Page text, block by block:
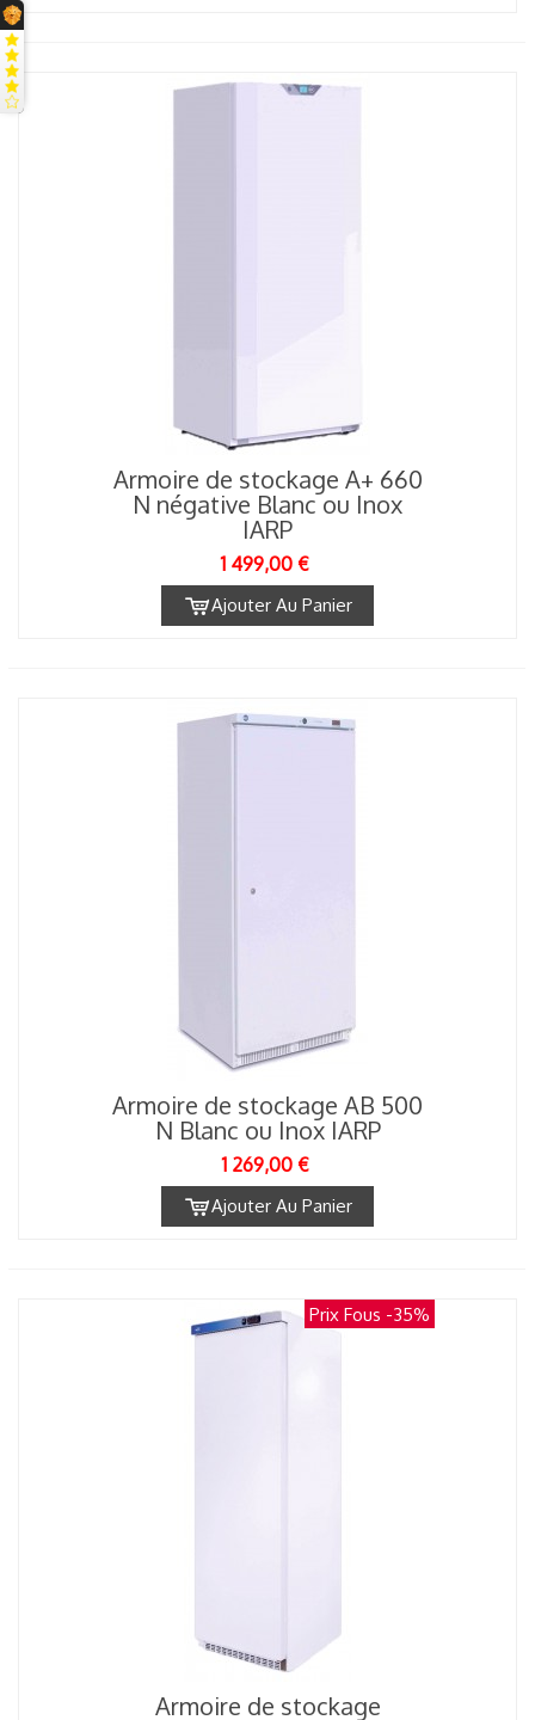
Armoire de stockage A+ 660
N négative Blanc ou Inox
IARP
1 499,00 €
Ajouter Au Panier
Armoire de stockage AB 500
N Blanc ou Inox IARP
1 269,00 €
Ajouter Au Panier
Prix Fous -35%
Armoire de stockage